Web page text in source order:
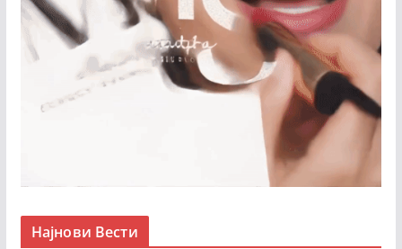
Најнови Вести